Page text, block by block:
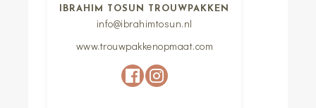
IBRAHIM TOSUN TROUWPAKKEN
info@ibrahimtosun.nl
www.trouwpakkenopmaat.com